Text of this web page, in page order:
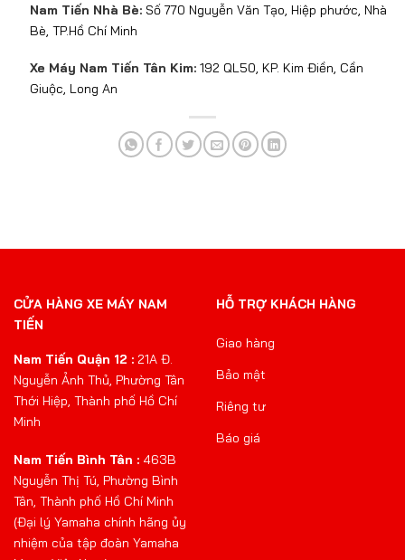
Nam Tiến Nhà Bè: Số 770 Nguyễn Văn Tạo, Hiệp phước, Nhà
Bè, TP.Hồ Chí Minh
Xe Máy Nam Tiến Tân Kim: 192 QL50, KP. Kim Điền, Cần
Giuộc, Long An
CỬA HÀNG XE MÁY NAM
TIẾN
Nam Tiến Quận 12 : 21A Đ.
Nguyễn Ảnh Thủ, Phường Tân
Thới Hiệp, Thành phố Hồ Chí
Minh
Nam Tiến Bình Tân : 463B
Nguyễn Thị Tú, Phường Bình
Tân, Thành phố Hồ Chí Minh
(Đại lý Yamaha chính hãng ủy
nhiệm của tập đoàn Yamaha
HỖ TRỢ KHÁCH HÀNG
Giao hàng
Bảo mật
Riêng tư
Báo giá